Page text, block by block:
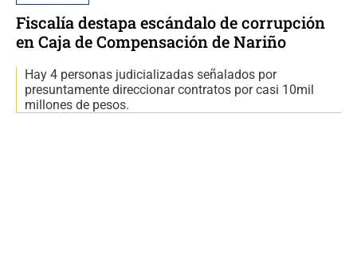
Fiscalía destapa escándalo de corrupción
en Caja de Compensación de Nariño
Hay 4 personas judicializadas señalados por
presuntamente direccionar contratos por casi 10mil
millones de pesos.